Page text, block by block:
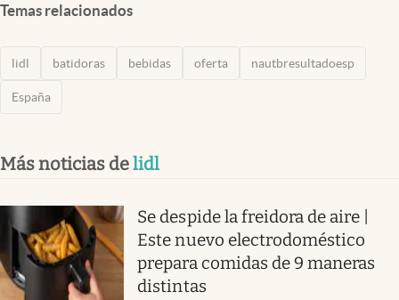
Temas relacionados
lidl batidoras bebidas oferta nautbresultadoesp
España
Más noticias delidl
Se despide la freidora de aire |
Este nuevo electrodoméstico
prepara comidas de 9 maneras
distintas